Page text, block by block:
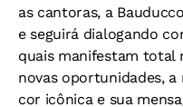
as cantoras, a
e seguirá dialogando
quais manifestam total
novas oportunidades,
cor icônica e sua